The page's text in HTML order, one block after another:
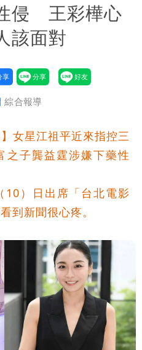
主委」嚇壞一堆人！他
親節！明雨量「紅到發
坐擁232公斤黃金仍
輩楷模
胞胎 4歲兒與老師一
、航班3大注意事項快
網紅揪聲明「疑點重
談
「現任優勢去哪？」
時中一語成讖 王必
網購平台「租人頭」
台灣企業
侵 王彩樺心
該面對
綜合報導
女星江祖平近來指控三
之子龔益霆涉嫌下藥性
10）日出席「台北電影
到新聞很心疼。